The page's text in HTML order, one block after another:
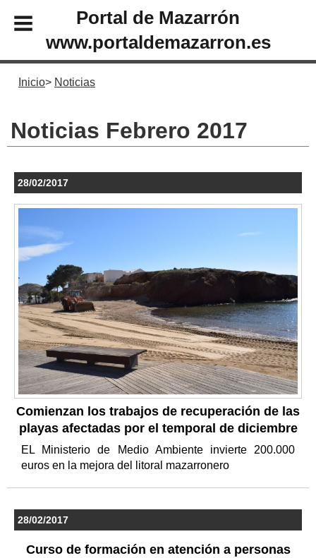
Portal de Mazarrón
www.portaldemazarron.es
Inicio Noticias
Noticias Febrero 2017
28/02/2017
Comienzan los trabajos de recuperación de las
playas afectadas por el temporal de diciembre
EL Ministerio de Medio Ambiente invierte 200.000
euros en la mejora del litoral mazarronero
28/02/2017
Curso de formación en atención a personas